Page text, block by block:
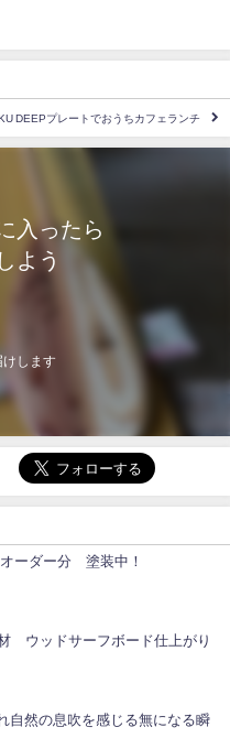
DEEPプレートでおうちカフェランチ️
入ったら
よう
けします
ーダー分 塗装中！
ウッドサーフボード仕上がり